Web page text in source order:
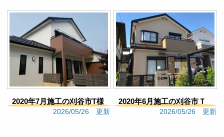
んなはずじゃなかった”　という点があり、塗り直し
をお願いすることになりました。なので、シミュレ
ーションで確認できないことは現地確認を進めてい
ただけると良かったなと思いました。【反省点】シ
ミュレーションで確認できなかった部位は、シミュ
レーション後に色見本で確認し、塗装後のイメージ
を膨らませるべきだったと振り返りました。これか
ら定期点検などあるかと思いますが、次塗装するな
Google口コミ
2020年7月施工の刈谷市T様
2026/05/26 更新
2020年6月施工の刈谷市Ｔ
2026/05/26 更新